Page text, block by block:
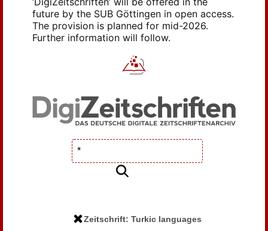
future by the SUB Göttingen in open access.
The provision is planned for mid-2026.
Further information will follow.
Zeitschrift: Turkic languages